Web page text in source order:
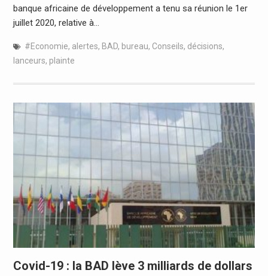
banque africaine de développement a tenu sa réunion le 1er
juillet 2020, relative à…
#Economie, alertes, BAD, bureau, Conseils, décisions,
lanceurs, plainte
Covid-19 : la BAD lève 3 milliards de dollars